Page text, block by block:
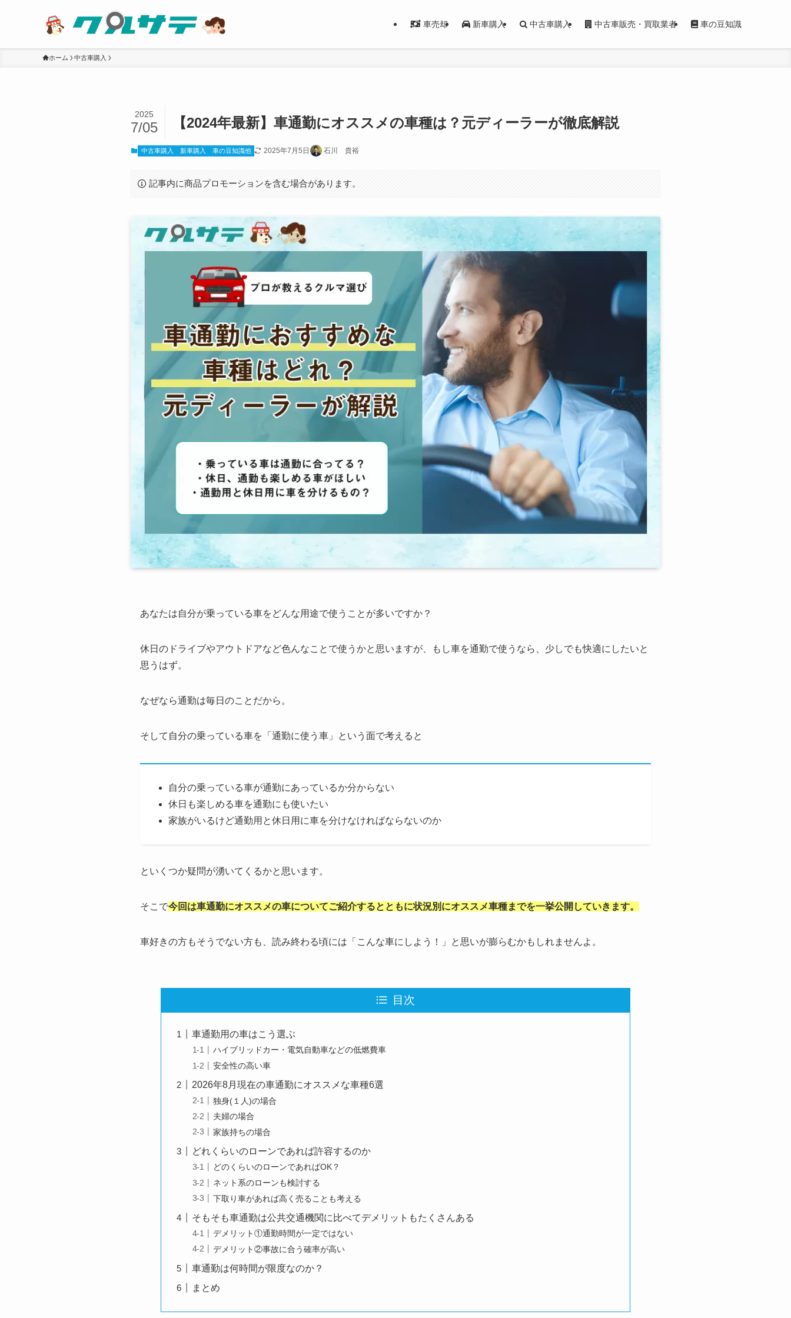
車売却 新車購入 中古車購入 中古車販売・買取業者 車の豆知識
ホーム 中古車購入
【2024年最新】車通勤にオススメの車種は？元ディーラーが徹底解説
2025
7/05
中古車購入 新車購入 車の豆知識他 2025年7月5日 石川 貴裕
記事内に商品プロモーションを含む場合があります。
あなたは自分が乗っている車をどんな用途で使うことが多いですか？
休日のドライブやアウトドアなど色んなことで使うかと思いますが、もし車を通勤で使うなら、少しでも快適にしたいと
思うはず。
なぜなら通勤は毎日のことだから。
そして自分の乗っている車を「通勤に使う車」という面で考えると
自分の乗っている車が通勤にあっているか分からない
休日も楽しめる車を通勤にも使いたい
家族がいるけど通勤用と休日用に車を分けなければならないのか
といくつか疑問が湧いてくるかと思います。
そこで今回は車通勤にオススメの車についてご紹介するとともに状況別にオススメ車種までを一挙公開していきます。
車好きの方もそうでない方も、読み終わる頃には「こんな車にしよう！」と思いが膨らむかもしれませんよ。
目次
車通勤用の車はこう選ぶ
ハイブリッドカー・電気自動車などの低燃費車
安全性の高い車
2026年8月現在の車通勤にオススメな車種6選
独身(１人)の場合
夫婦の場合
家族持ちの場合
どれくらいのローンであれば許容するのか
どのくらいのローンであればOK？
ネット系のローンも検討する
下取り車があれば高く売ることも考える
そもそも車通勤は公共交通機関に比べてデメリットもたくさんある
デメリット①通勤時間が一定ではない
デメリット②事故に合う確率が高い
車通勤は何時間が限度なのか？
まとめ